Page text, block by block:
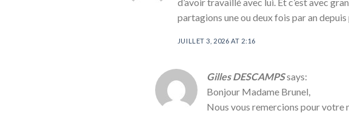
partagions une ou deux fois par an depuis
JUILLET 3, 2026 AT 2:16
Gilles DESCAMPSsays:
Bonjour Madame Brunel,
Nous vous remercions pour votre